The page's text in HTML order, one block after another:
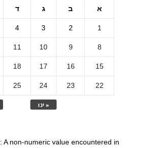
א ב ג ד
« ינו
1
2
3
4
8
9
10
11
15
16
17
18
22
23
24
25
: A non-numeric value encountered in